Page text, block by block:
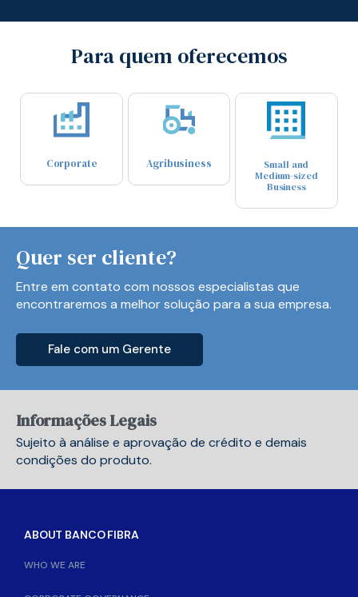
Para quem oferecemos
Corporate Agribusiness
Small and
Medium-sized
Business
Quer ser cliente?
Entre em contato com nossos especialistas que
encontraremos a melhor solução para a sua empresa.
Fale com um Gerente
Informações Legais
Sujeito à análise e aprovação de crédito e demais
condições do produto.
ABOUT BANCO FIBRA
WHO WE ARE